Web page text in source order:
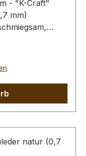
- "K-Craft"
mm)
Rein
leben im
u.ä.
diesem Stück
Das